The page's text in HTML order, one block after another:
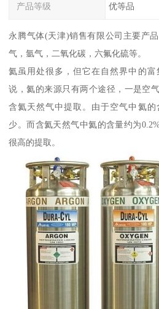
产品等级 优等品
永腾气体(天津)销售有限公司主要产
气，氩气，二氧化碳，六氟化硫等。
氦虽用处很多，但它在自然界中的
说，氦的来源只有两个途径，一是空
含氦天然气中提取。由于空气中氦
少。而含氦天然气中氦的含量约为
很高的提取。